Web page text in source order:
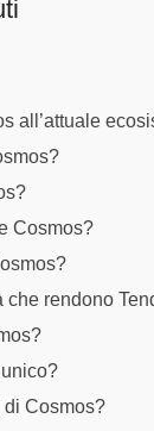
all’attuale
Cosmos?
rendono
Cosmos?